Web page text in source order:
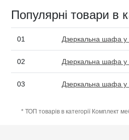
Популярні товари в
01 Дзеркальна шафа у
02 Дзеркальна шафа у
03 Дзеркальна шафа у
* ТОП товарів в категорії Комплект